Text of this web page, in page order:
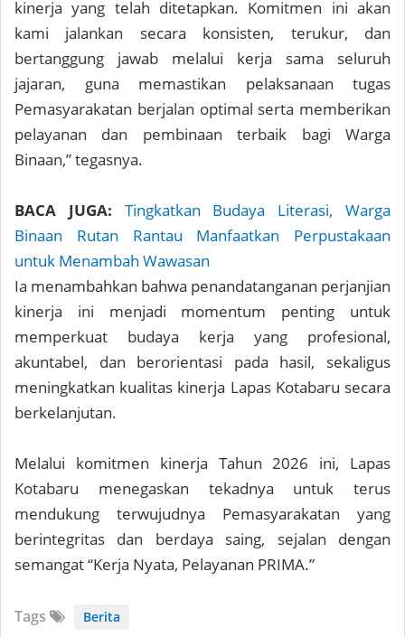
kinerja yang telah ditetapkan. Komitmen ini akan
kami jalankan secara konsisten, terukur, dan
bertanggung jawab melalui kerja sama seluruh
jajaran, guna memastikan pelaksanaan tugas
Pemasyarakatan berjalan optimal serta memberikan
pelayanan dan pembinaan terbaik bagi Warga
Binaan,” tegasnya.
BACA JUGA:
Tingkatkan Budaya Literasi, Warga
Binaan Rutan Rantau Manfaatkan Perpustakaan
untuk Menambah Wawasan
Ia menambahkan bahwa penandatanganan perjanjian
kinerja ini menjadi momentum penting untuk
memperkuat budaya kerja yang profesional,
akuntabel, dan berorientasi pada hasil, sekaligus
meningkatkan kualitas kinerja Lapas Kotabaru secara
berkelanjutan.
Melalui komitmen kinerja Tahun 2026 ini, Lapas
Kotabaru menegaskan tekadnya untuk terus
mendukung terwujudnya Pemasyarakatan yang
berintegritas dan berdaya saing, sejalan dengan
semangat “Kerja Nyata, Pelayanan PRIMA.”
Tags Berita